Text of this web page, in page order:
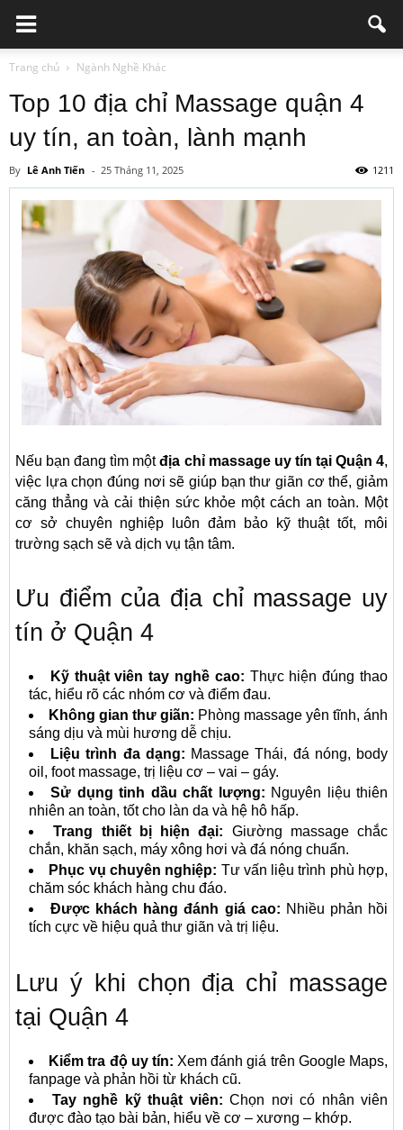
Trang chủ Ngành Nghề Khác
Top 10 địa chỉ Massage quận 4
uy tín, an toàn, lành mạnh
By Lê Anh Tiến - 25 Tháng 11, 2025 1211
Nếu bạn đang tìm mộtđịa chỉ massage uy tín tại Quận 4,
việc lựa chọn đúng nơi sẽ giúp bạn thư giãn cơ thể, giảm
căng thẳng và cải thiện sức khỏe một cách an toàn. Một
cơ sở chuyên nghiệp luôn đảm bảo kỹ thuật tốt, môi
trường sạch sẽ và dịch vụ tận tâm.
Ưu điểm của địa chỉ massage uy
tín ở Quận 4
Kỹ thuật viên tay nghề cao: Thực hiện đúng thao
tác, hiểu rõ các nhóm cơ và điểm đau.
Không gian thư giãn: Phòng massage yên tĩnh, ánh
sáng dịu và mùi hương dễ chịu.
Liệu trình đa dạng: Massage Thái, đá nóng, body
oil, foot massage, trị liệu cơ – vai – gáy.
Sử dụng tinh dầu chất lượng: Nguyên liệu thiên
nhiên an toàn, tốt cho làn da và hệ hô hấp.
Trang thiết bị hiện đại: Giường massage chắc
chắn, khăn sạch, máy xông hơi và đá nóng chuẩn.
Phục vụ chuyên nghiệp: Tư vấn liệu trình phù hợp,
chăm sóc khách hàng chu đáo.
Được khách hàng đánh giá cao: Nhiều phản hồi
tích cực về hiệu quả thư giãn và trị liệu.
Lưu ý khi chọn địa chỉ massage
tại Quận 4
Kiểm tra độ uy tín: Xem đánh giá trên Google Maps,
fanpage và phản hồi từ khách cũ.
Tay nghề kỹ thuật viên: Chọn nơi có nhân viên
được đào tạo bài bản, hiểu về cơ – xương – khớp.